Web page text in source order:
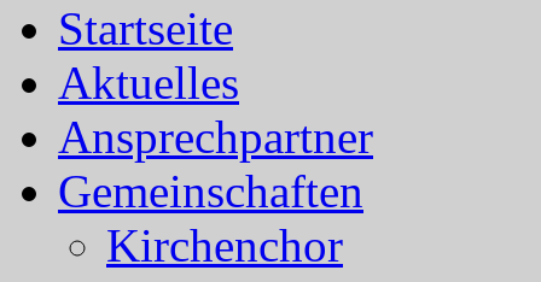
Startseite
Aktuelles
Ansprechpartner
Gemeinschaften
Kirchenchor